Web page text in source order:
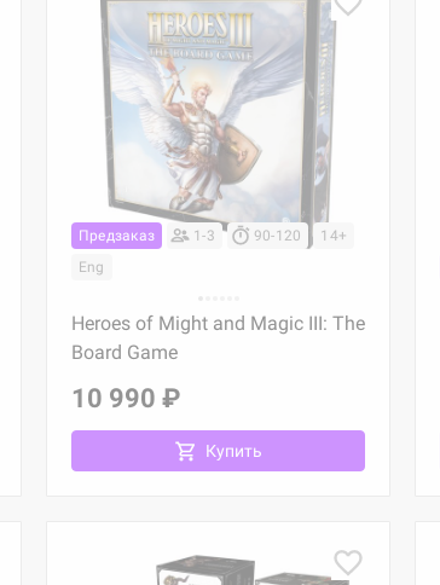
Предзаказ 1-3 90-120
14+
Eng
Heroes of Might and Magic III: The
Board Game
10 990 ₽
Купить